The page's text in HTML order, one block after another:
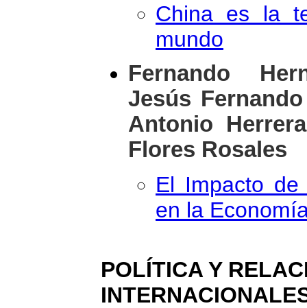
China es la
mundo
Fernando
Jesús
Antonio
Flores Rosales
El Impacto
en la
POLÍTICA Y